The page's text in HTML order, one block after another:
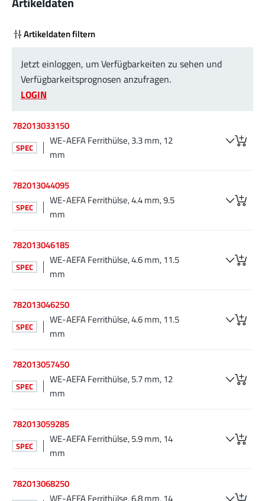
Artikeldaten filtern
Jetzt einloggen, um Verfügbarkeiten zu sehen und
Verfügbarkeitsprognosen anzufragen.
LOGIN
782013033150
SPEC
WE-AEFA Ferrithülse, 3.3 mm, 12
mm
782013044095
SPEC
WE-AEFA Ferrithülse, 4.4 mm, 9.5
mm
782013046185
SPEC
WE-AEFA Ferrithülse, 4.6 mm, 11.5
mm
782013046250
SPEC
WE-AEFA Ferrithülse, 4.6 mm, 11.5
mm
782013057450
SPEC
WE-AEFA Ferrithülse, 5.7 mm, 12
mm
782013059285
SPEC
WE-AEFA Ferrithülse, 5.9 mm, 14
mm
782013068250